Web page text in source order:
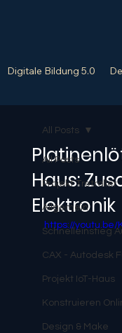
Digitale Bildung 5.0
All Posts
Projekt Tretroller
Allgemein
Schnelleinstieg
CAX - Autodesk
Projekt IoT-Haus
Konstruieren
Design & Make
All Posts
Haus:
Elektronik
https://youtu.be/